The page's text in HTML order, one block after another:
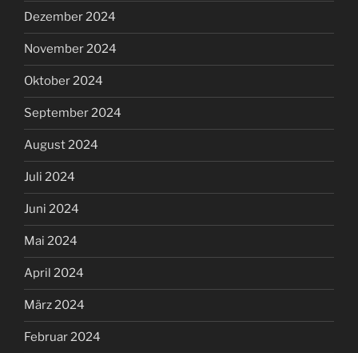
Dezember 2024
November 2024
Oktober 2024
September 2024
August 2024
Juli 2024
Juni 2024
Mai 2024
April 2024
März 2024
Februar 2024